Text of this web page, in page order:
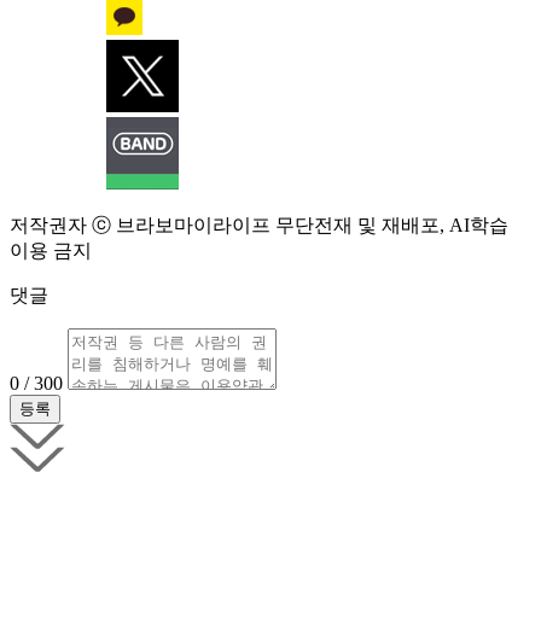
저작권자 ⓒ 브라보마이라이프 무단전재 및 재배포, AI학습
이용 금지
댓글
0 / 300